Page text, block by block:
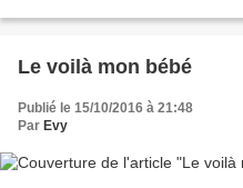
Le voilà mon bébé
Publié le 15/10/2016 à 21:48
Par Evy